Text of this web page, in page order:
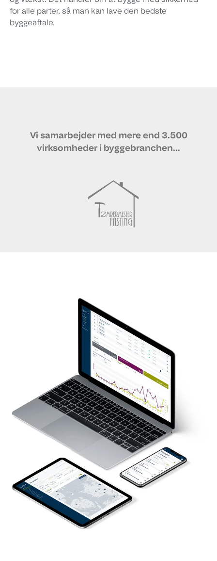
for alle parter, så man kan lave den bedste
byggeaftale.
Vi samarbejder med mere end 3.500
virksomheder i byggebranchen...